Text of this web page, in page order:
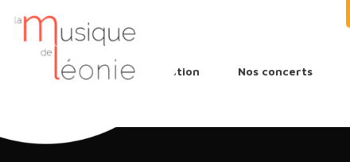
L’association Nos concerts